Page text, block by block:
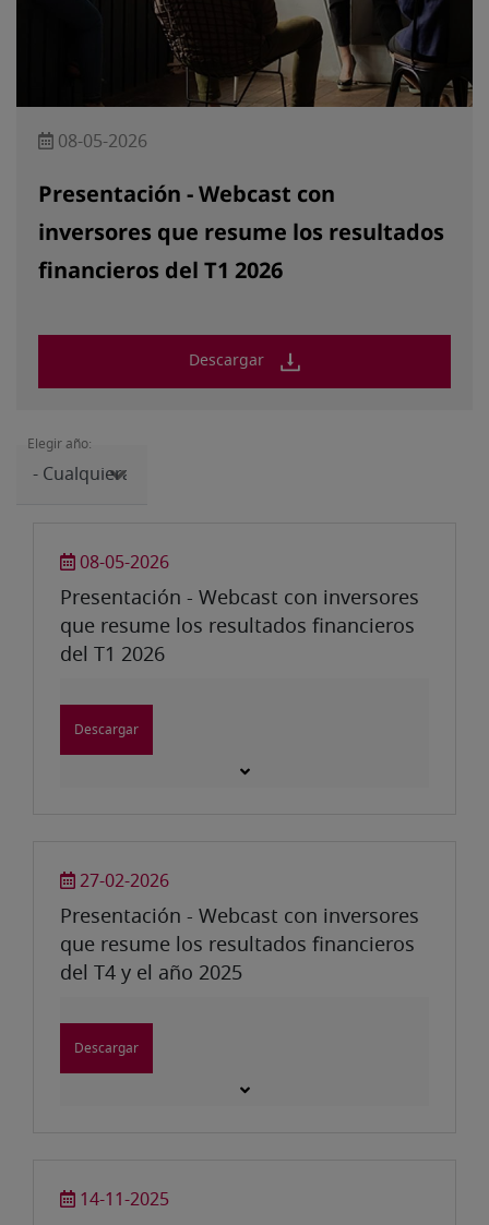
08-05-2026
Presentación - Webcast con
inversores que resume los resultados
financieros del T1 2026
Descargar
Elegir año:
08-05-2026
Presentación - Webcast con inversores
que resume los resultados financieros
del T1 2026
Descargar
27-02-2026
Presentación - Webcast con inversores
que resume los resultados financieros
del T4 y el año 2025
Descargar
14-11-2025